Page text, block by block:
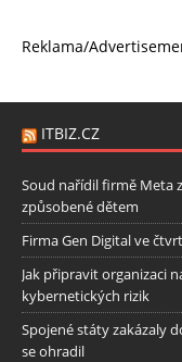
Reklama/
ITBIZ.CZ
Soud nařídil firmě Meta
způsobené dětem
Firma Gen Digital ve
Jak připravit organizaci
kybernetických rizik
Spojené státy zakázaly
se ohradil